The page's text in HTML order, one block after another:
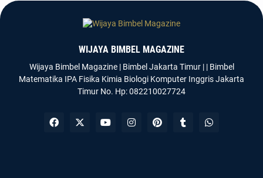
WIJAYA BIMBEL MAGAZINE
Wijaya Bimbel Magazine | Bimbel Jakarta Timur | | Bimbel
Matematika IPA Fisika Kimia Biologi Komputer Inggris Jakarta
Timur No. Hp: 082210027724